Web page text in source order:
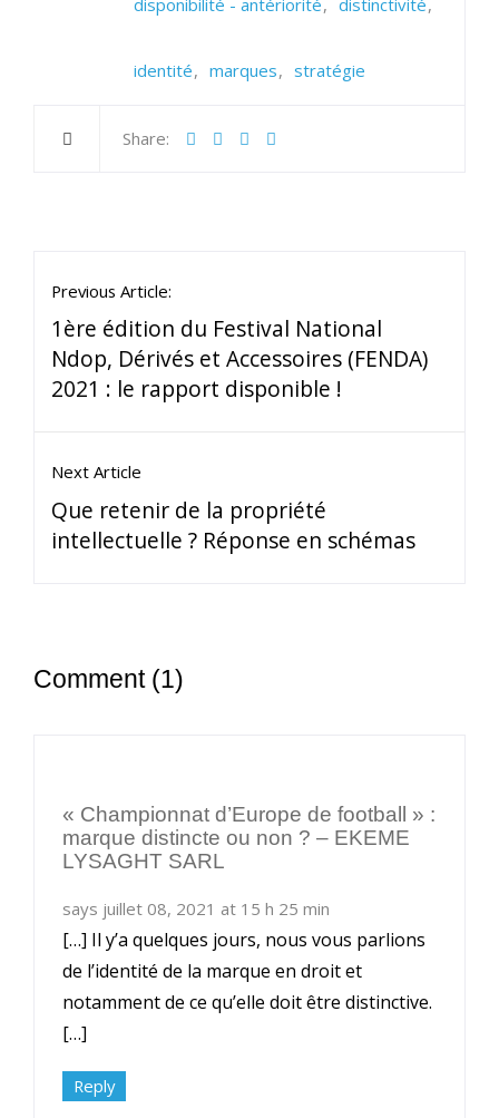
identité marques stratégie
Share:
Previous Article:
1ère édition du Festival National
Ndop, Dérivés et Accessoires (FENDA)
2021 : le rapport disponible !
Next Article
Que retenir de la propriété
intellectuelle ? Réponse en schémas
Comment (1)
« Championnat d’Europe de football » :
marque distincte ou non ? – EKEME
LYSAGHT SARL
says juillet 08, 2021 at 15 h 25 min
[…] Il y’a quelques jours, nous vous parlions
de l’identité de la marque en droit et
notamment de ce qu’elle doit être distinctive.
[…]
Reply